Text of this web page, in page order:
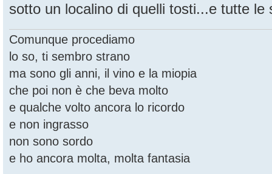
sotto un localino di quelli tosti...e tutte le
Comunque procediamo
lo so, ti sembro strano
ma sono gli anni, il vino e la miopia
che poi non è che beva molto
e qualche volto ancora lo ricordo
e non ingrasso
non sono sordo
e ho ancora molta, molta fantasia